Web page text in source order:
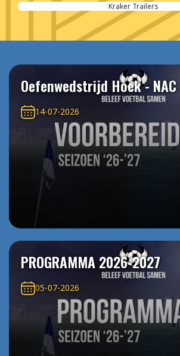
Kraker Trailers
Oefenwedstrijd Hoek -
14-07-2026
PROGRAMMA 2026-2027
05-07-2026